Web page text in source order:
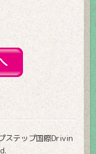
ステップ国際Drivin